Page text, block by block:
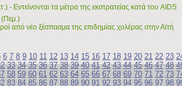
- Εντείνονται τα μέτρα της εκστρατείας κατά του AIDS
(Πεμ.)
από νέο ξέσπασμα της επιδημίας χολέρας στην Αϊτή
6 7 8 9 10 11 12 13 14 15 16 17 18 19 20 21 22 23
33 34 35 36 37 38 39 40 41 42 43 44 45 46 47 48
58 59 60 61 62 63 64 65 66 67 68 69 70 71 72 73
83 84 85 86 87 88 89 90 91 92 93 94 95 96 97 98